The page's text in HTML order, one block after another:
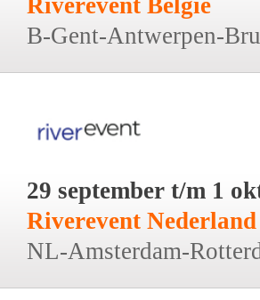
B-Gent-Antwerpen-
29 september t/m 1
Riverevent Nederland
NL-Amsterdam-